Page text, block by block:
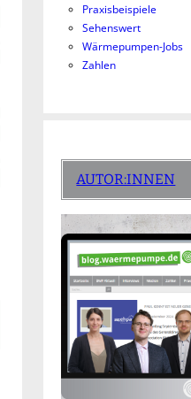
Praxisbeispiele
Sehenswert
Wärmepumpen-Jobs
Zahlen
AUTOR:INNEN